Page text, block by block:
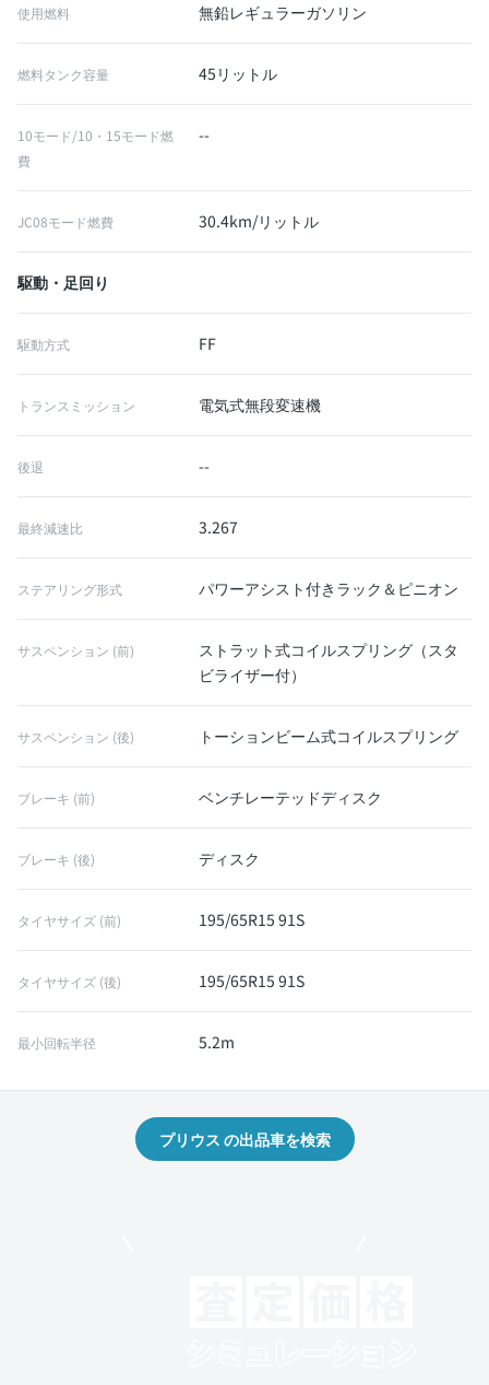
使用燃料 無鉛レギュラーガソリン
燃料タンク容量 45リットル
10モード/10・15モード燃
費
--
JC08モード燃費 30.4km/リットル
駆動・足回り
駆動方式 FF
トランスミッション 電気式無段変速機
後退 --
最終減速比 3.267
ステアリング形式 パワーアシスト付きラック＆ピニオン
サスペンション (前)
ストラット式コイルスプリング（スタ
ビライザー付）
サスペンション (後) トーションビーム式コイルスプリング
ブレーキ (前) ベンチレーテッドディスク
ブレーキ (後) ディスク
タイヤサイズ (前) 195/65R15 91S
タイヤサイズ (後) 195/65R15 91S
最小回転半径 5.2m
プリウス の出品車を検索